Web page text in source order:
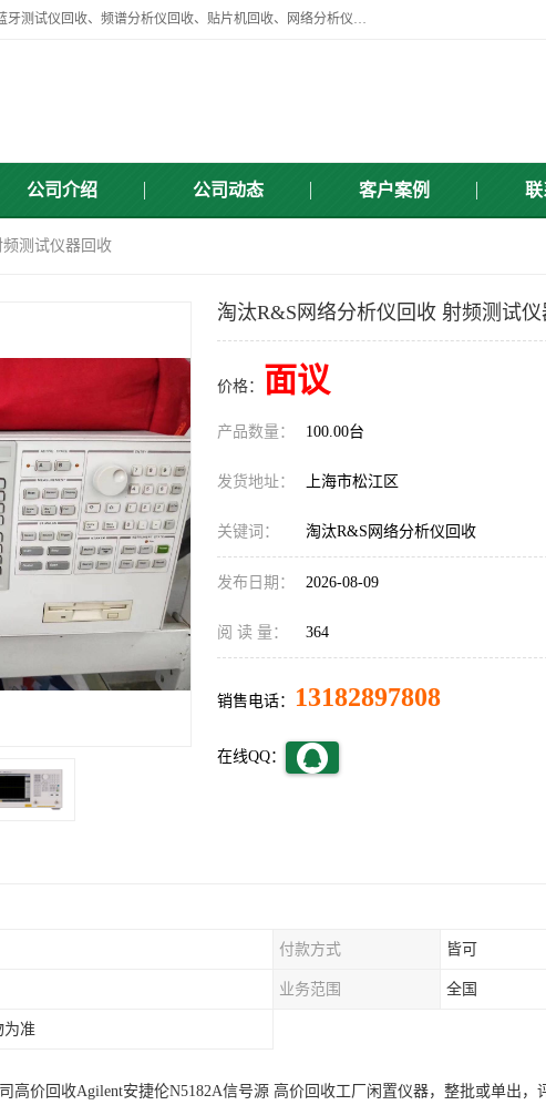
苏州讯芯微电子设备有限公司是一家做资源回收类企业，主要回收类目有：X-Ray回收、蓝牙测试仪回收、频谱分析仪回收、贴片机回收、网络分析仪回收、信号发生器回收等，从企业单位的需求出发，试通过本网络平台的建立有效整合物资市场，使可再生资源获得合理的流通和科学的再利用。
公司介绍 公司动态 客户案例 联
测试仪器回收
淘汰R&S网络分析仪回收 射频测试
价格： 面议
产品数量： 100.00台
发货地址： 上海市松江区
关键词： 淘汰R&S网络分析仪回收
发布日期： 2026-08-09
阅 读 量： 364
销售电话： 13182897808
在线QQ：
付款方式 皆可
业务范围 全国
为准
高价回收Agilent安捷伦N5182A信号源 高价回收工厂闲置仪器，整批或单出，